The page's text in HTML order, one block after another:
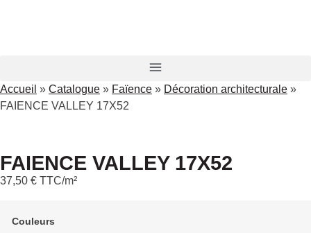
Accueil » Catalogue » Faïence » Décoration architecturale »
FAIENCE VALLEY 17X52
FAIENCE VALLEY 17X52
37,50 € TTC/m²
Couleurs